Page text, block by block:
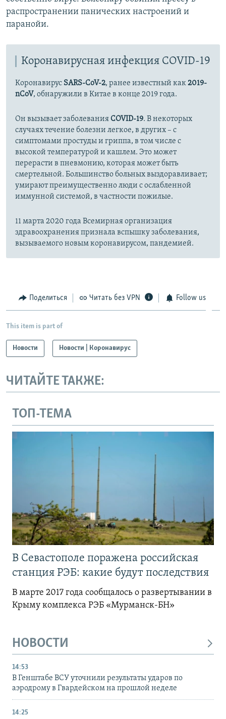
распространении панических настроений и
паранойи.
Коронавирусная инфекция COVID-19
Коронавирус SARS-CoV-2, ранее известный как2019-
nCoV, обнаружили в Китае в конце 2019 года.
Он вызывает заболеванияCOVID-19. В некоторых
случаях течение болезни легкое, в других – с
симптомами простуды и гриппа, в том числе с
высокой температурой и кашлем. Это может
перерасти в пневмонию, которая может быть
смертельной. Большинство больных выздоравливает;
умирают преимущественно люди с ослабленной
иммунной системой, в частности пожилые.
11 марта 2020 года Всемирная организация
здравоохранения признала вспышку заболевания,
вызываемого новым коронавирусом, пандемией.
Поделиться Читать без VPN Follow us
This item is part of
Новости Новости | Коронавирус
ЧИТАЙТЕ ТАКЖЕ:
ТОП-ТЕМА
В Севастополе поражена российская
станция РЭБ: какие будут последствия
В марте 2017 года сообщалось о развертывании в
Крыму комплекса РЭБ «Мурманск-БН»
НОВОСТИ
14:53
В Генштабе ВСУ уточнили результаты ударов по
аэродрому в Гвардейском на прошлой неделе
14:25